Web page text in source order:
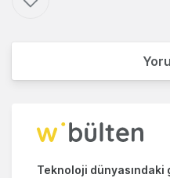
Teknoloji